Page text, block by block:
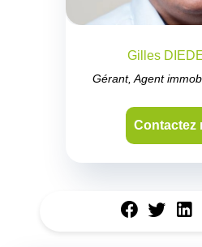
Gilles
Gérant, Agent
Contactez